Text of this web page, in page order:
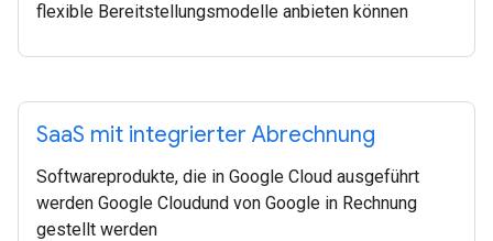
flexible Bereitstellungsmodelle anbieten können
SaaS mit integrierter Abrechnung
Softwareprodukte, die in Google Cloud ausgeführt
werden Google Cloudund von Google in Rechnung
gestellt werden